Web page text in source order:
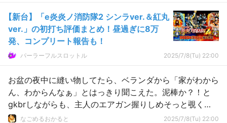
【新台】「e炎炎ノ消防隊2 シンラver.＆紅丸
ver.」の初打ち評価まとめ！昼過ぎに8万
発、コンプリート報告も！
パーラーフルスロットル 2025/7/8(Tu) 22:00
お盆の夜中に縫い物してたら、ベランダから「家がわから
ん、わからんなぁ」とはっきり聞こえた。泥棒か？！と
gkbrしながらも、主人のエアガン握りしめそっと覗く
と・・・【再】
なごめるおかると 2025/7/8(Tu) 22:00